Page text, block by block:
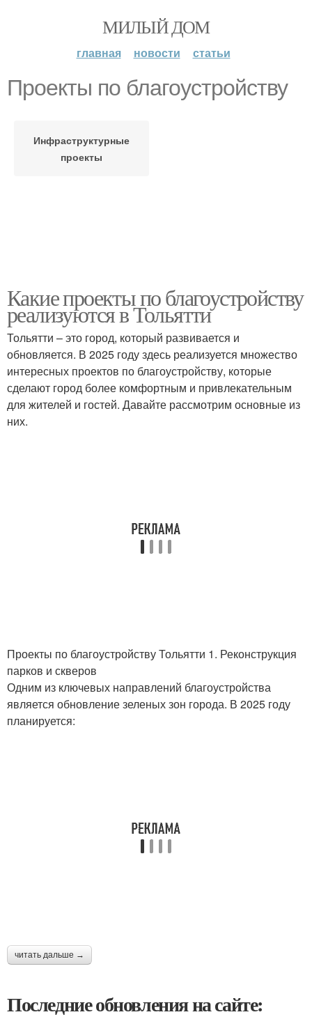
МИЛЫЙ ДОМ
главная новости статьи
Проекты по благоустройству
Инфраструктурные
проекты
Какие проекты по благоустройству
реализуются в Тольятти
Тольятти – это город, который развивается и
обновляется. В 2025 году здесь реализуется множество
интересных проектов по благоустройству, которые
сделают город более комфортным и привлекательным
для жителей и гостей. Давайте рассмотрим основные из
них.
Проекты по благоустройству Тольятти 1. Реконструкция
парков и скверов
Одним из ключевых направлений благоустройства
является обновление зеленых зон города. В 2025 году
планируется:
читать дальше →
Последние обновления на сайте: